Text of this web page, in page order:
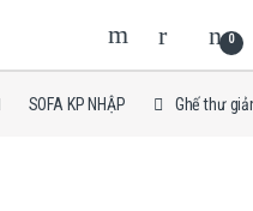
0
SOFA KP NHẬP Ghế thư